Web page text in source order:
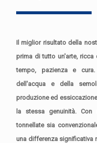
Il miglior risultato della
prima di tutto un'arte, ricca
tempo, pazienza e
dell'acqua e della
produzione ed
la stessa genuinità.
tonnellate sia
una differenza significativa